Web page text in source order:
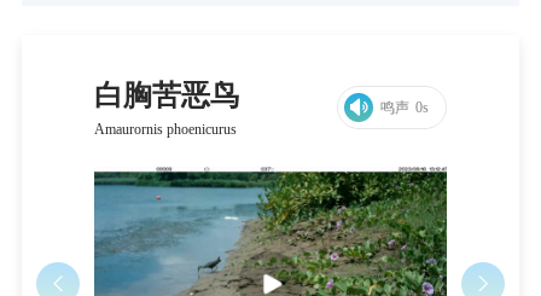
白胸苦恶鸟
Amaurornis phoenicurus
鸣声 0s